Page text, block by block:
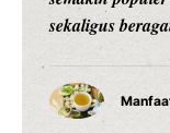
sekaligus